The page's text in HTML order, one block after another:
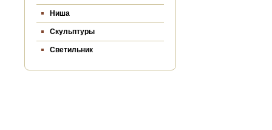
Ниша
Скульптуры
Светильник